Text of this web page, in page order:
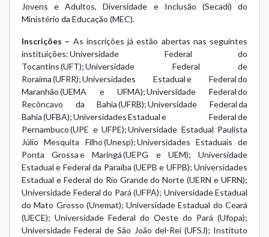
Jovens e Adultos, Diversidade e Inclusão (Secadi) do
Ministério da Educação (MEC).
Inscrições – As inscrições já estão abertas nas seguintes
instituições: Universidade Federal do
Tocantins (UFT); Universidade Federal de
Roraima (UFRR); Universidades Estadual e Federal do
Maranhão (UEMA e UFMA); Universidade Federal do
Recôncavo da Bahia (UFRB); Universidade Federal da
Bahia (UFBA); Universidades Estadual e Federal de
Pernambuco (UPE e UFPE); Universidade Estadual Paulista
Júlio Mesquita Filho (Unesp); Universidades Estaduais de
Ponta Grossa e Maringá (UEPG e UEM); Universidade
Estadual e Federal da Paraíba (UEPB e UFPB); Universidades
Estadual e Federal do Rio Grande do Norte (UERN e UFRN);
Universidade Federal do Pará (UFPA); Universidade Estadual
do Mato Grosso (Unemat); Universidade Estadual do Ceará
(UECE); Universidade Federal do Oeste do Pará (Ufopa);
Universidade Federal de São João del-Rei (UFSJ); Instituto